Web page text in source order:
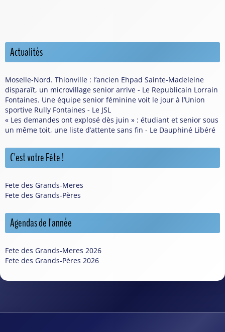
Actualités
Moselle-Nord. Thionville : l’ancien Ehpad Sainte-Madeleine
disparaît, un microvillage senior arrive - Le Republicain Lorrain
Fontaines. Une équipe senior féminine voit le jour à l’Union
sportive Rully Fontaines - Le JSL
« Les demandes ont explosé dès juin » : étudiant et senior sous
un même toit, une liste d’attente sans fin - Le Dauphiné Libéré
C'est votre Fête !
Fete des Grands-Meres
Fete des Grands-Pères
Agendas de l'année
Fete des Grands-Meres 2026
Fete des Grands-Pères 2026